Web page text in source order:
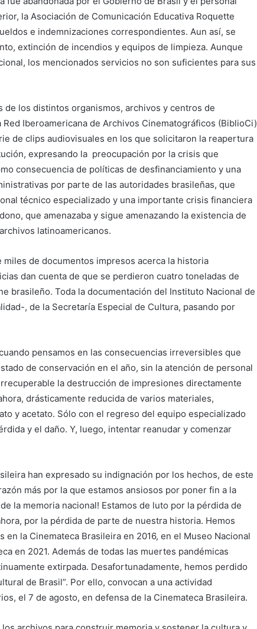
la Asociación de Comunicación Educativa Roquette
e indemnizaciones correspondientes. Aun así, se
extinción de incendios y equipos de limpieza. Aunque
los mencionados servicios no son suficientes para sus
de los distintos organismos, archivos y centros de
Iberoamericana de Archivos Cinematográficos (BiblioCi)
de clips audiovisuales en los que solicitaron la reapertura
expresando la preocupación por la crisis que
consecuencia de políticas de desfinanciamiento y una
por parte de las autoridades brasileñas, que
técnico especializado y una importante crisis financiera
que amenazaba y sigue amenazando la existencia de
latinoamericanos.
de documentos impresos acerca la historia
dan cuenta de que se perdieron cuatro toneladas de
brasileño. Toda la documentación del Instituto Nacional de
, de la Secretaría Especial de Cultura, pasando por
pensamos en las consecuencias irreversibles que
de conservación en el año, sin la atención de personal
la destrucción de impresiones directamente
drásticamente reducida de varios materiales,
y acetato. Sólo con el regreso del equipo especializado
y el daño. Y, luego, intentar reanudar y comenzar
han expresado su indignación por los hechos, de este
más por la que estamos ansiosos por poner fin a la
la memoria nacional! Estamos de luto por la pérdida de
por la pérdida de parte de nuestra historia. Hemos
la Cinemateca Brasileira en 2016, en el Museo Nacional
en 2021. Además de todas las muertes pandémicas
extirpada. Desafortunadamente, hemos perdido
de Brasil”. Por ello, convocan a una actividad
el 7 de agosto, en defensa de la Cinemateca Brasileira.